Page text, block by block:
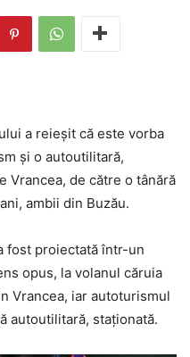
a reieșit că este vorba
și o autoutilitară,
Vrancea, de către o tânără
ambii din Buzău.
fost proiectată într-un
opus, la volanul căruia
Vrancea, iar autoturismul
autoutilitară, staționată.